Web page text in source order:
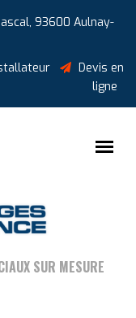
93600 Aulnay-
Devis en
ligne
SUR MESURE